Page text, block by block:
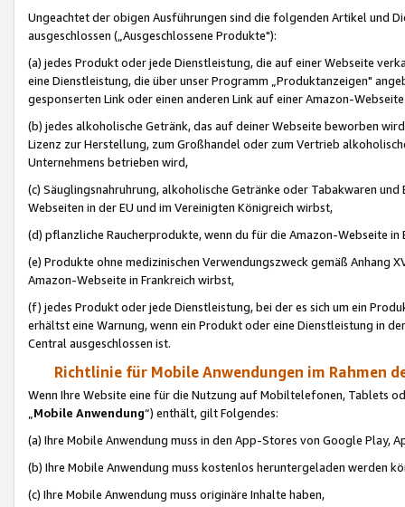
Ungeachtet der obigen Ausführungen sind die folgenden Artikel und
ausgeschlossen („Ausgeschlossene Produkte"):
(a) jedes Produkt oder jede Dienstleistung, die auf einer Webseite
eine Dienstleistung, die über unser Programm „Produktanzeigen"
gesponserten Link oder einen anderen Link auf einer Amazon-
(b) jedes alkoholische Getränk, das auf deiner Webseite beworben
Lizenz zur Herstellung, zum Großhandel oder zum Vertrieb
Unternehmens betrieben wird,
(c) Säuglingsnahruhrung, alkoholische Getränke oder Tabakwaren
Webseiten in der EU und im Vereinigten Königreich wirbst,
(d) pflanzliche Raucherprodukte, wenn du für die Amazon-Webseite in
(e) Produkte ohne medizinischen Verwendungszweck gemäß Anhang
Amazon-Webseite in Frankreich wirbst,
(f) jedes Produkt oder jede Dienstleistung, bei der es sich um ein
erhältst eine Warnung, wenn ein Produkt oder eine Dienstleistung in
Central ausgeschlossen ist.
Richtlinie für Mobile Anwendungen im Rahmen
Wenn Ihre Website eine für die Nutzung auf Mobiltelefonen, Tablets
„Mobile Anwendung“) enthält, gilt Folgendes:
(a) Ihre Mobile Anwendung muss in den App-Stores von Google Play,
(b) Ihre Mobile Anwendung muss kostenlos heruntergeladen werden
(c) Ihre Mobile Anwendung muss originäre Inhalte haben,